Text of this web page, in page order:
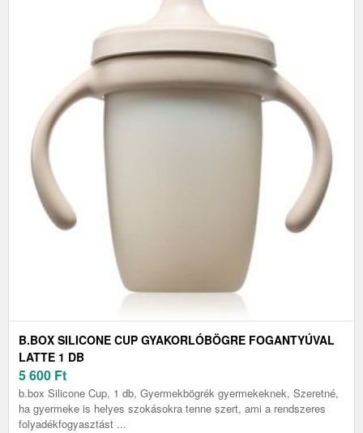
B.BOX SILICONE CUP GYAKORLÓBÖGRE FOGANTYÚVAL
LATTE 1 DB
5 600 Ft
b.box Silicone Cup, 1 db, Gyermekbögrék gyermekeknek, Szeretné,
ha gyermeke is helyes szokásokra tenne szert, ami a rendszeres
folyadékfogyasztást ...